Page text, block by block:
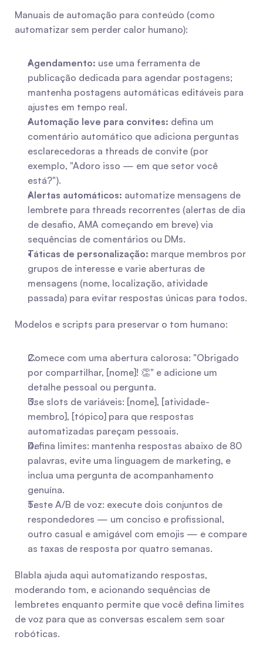
Manuais de automação para conteúdo (como
automatizar sem perder calor humano):
Agendamento: use uma ferramenta de
publicação dedicada para agendar postagens;
mantenha postagens automáticas editáveis para
ajustes em tempo real.
Automação leve para convites: defina um
comentário automático que adiciona perguntas
esclarecedoras a threads de convite (por
exemplo, "Adoro isso — em que setor você
está?").
Alertas automáticos: automatize mensagens de
lembrete para threads recorrentes (alertas de dia
de desafio, AMA começando em breve) via
sequências de comentários ou DMs.
Táticas de personalização: marque membros por
grupos de interesse e varie aberturas de
mensagens (nome, localização, atividade
passada) para evitar respostas únicas para todos.
Modelos e scripts para preservar o tom humano:
Comece com uma abertura calorosa: "Obrigado
por compartilhar, [nome]! 👏" e adicione um
detalhe pessoal ou pergunta.
Use slots de variáveis: [nome], [atividade-
membro], [tópico] para que respostas
automatizadas pareçam pessoais.
Defina limites: mantenha respostas abaixo de 80
palavras, evite uma linguagem de marketing, e
inclua uma pergunta de acompanhamento
genuína.
Teste A/B de voz: execute dois conjuntos de
respondedores — um conciso e profissional,
outro casual e amigável com emojis — e compare
as taxas de resposta por quatro semanas.
Blabla ajuda aqui automatizando respostas,
moderando tom, e acionando sequências de
lembretes enquanto permite que você defina limites
de voz para que as conversas escalem sem soar
robóticas.